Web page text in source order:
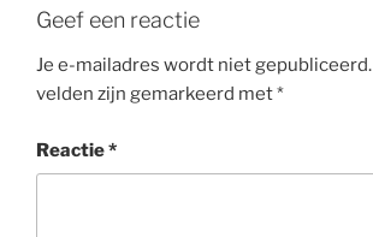
Geef een reactie
Je e-mailadres wordt niet gepubliceerd.
velden zijn gemarkeerd met*
Reactie*